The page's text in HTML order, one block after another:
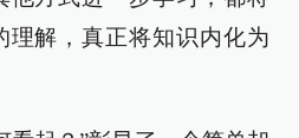
理解，真正将知识内化为